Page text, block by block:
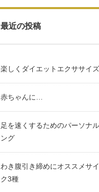
最近の投稿
楽しくダイエットエクササイズ
赤ちゃんに…
足を速くするためのパーソナ
ング
わき腹引き締めにオススメサ
ク3種